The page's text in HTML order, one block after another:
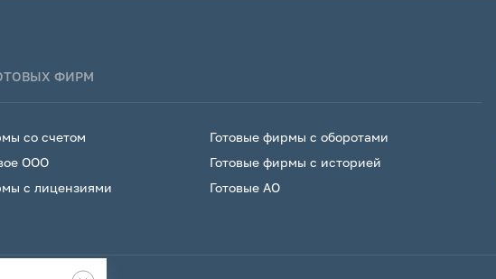
ФИРМ
со счетом
ООО
с лицензиями
Готовые фирмы с оборотами
Готовые фирмы с историей
Готовые АО